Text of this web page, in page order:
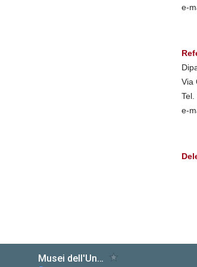
e-
Via
Tel.
e-